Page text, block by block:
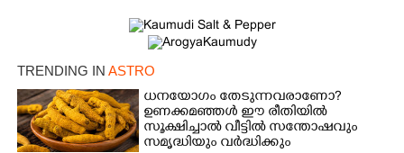
TRENDING IN ASTRO
ധനയോഗം തേടുന്നവരാണോ?​
ഉണക്കമഞ്ഞൾ​ ഈ രീതിയിൽ
സൂക്ഷിച്ചാൽ വീട്ടിൽ സന്തോഷവും
സമൃദ്ധിയും വർദ്ധിക്കും